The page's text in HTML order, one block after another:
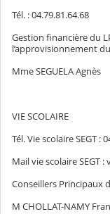
Tél. : 04.79.81.64.68
Gestion financière du
l’approvisionnement
Mme SEGUELA Agnès
VIE SCOLAIRE
Tél. Vie scolaire SEGT :
Mail vie scolaire SEGT
Conseillers Principaux
M CHOLLAT-NAMY